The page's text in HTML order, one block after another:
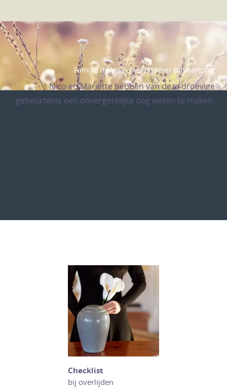
Familie de Vries over Kramer uitvaartzorg
Nico en Mariette hebben van deze droevige
gebeurtenis een onvergetelijke dag weten te maken.
Checklist
bij overlijden